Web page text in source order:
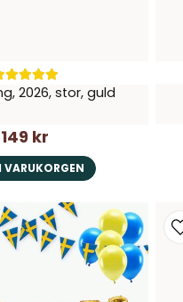
2026, stor, guld
149 kr
VARUKORGEN